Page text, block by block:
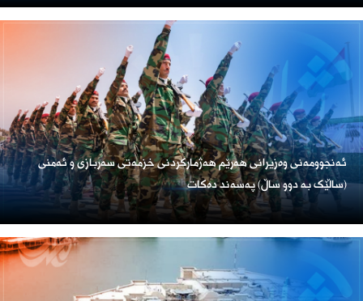
ئەنجوومەنی وەزیرانی هەرێم هەژمارکردنی خزمەتی سەربازی و ئەمنی
(ساڵێک بە دوو ساڵ) پەسەند دەکات